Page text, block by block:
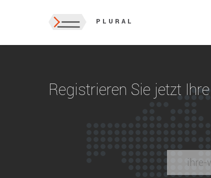
PLURAL
Registrieren Sie jetzt